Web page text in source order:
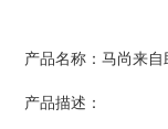
产品名称：马尚来自
产品描述：